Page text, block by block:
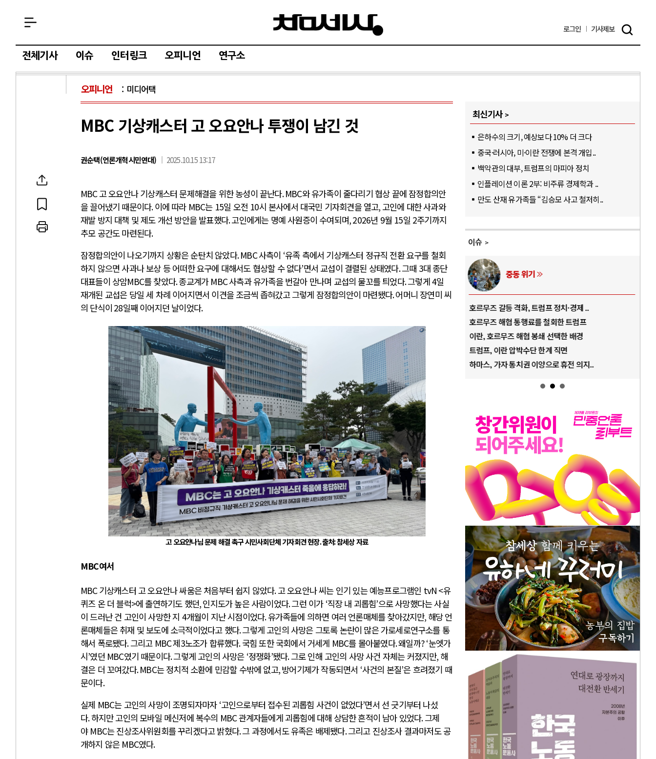
로그인 기사제보
전체기사 이슈 인터링크 오피니언 연구소
오피니언 미디어택
MBC 기상캐스터 고 오요안나 투쟁이 남긴 것
권순택(언론개혁시민연대) 2025.10.15 13:17
MBC고 오요안나 기상캐스터 문제해결을 위한 농성이 끝난다. MBC와 유가족이 줄다리기 협상 끝에 잠정합의안
을 끌어냈기 때문이다.이에 따라 MBC는 15일 오전 10시 본사에서 대국민 기자회견을 열고, 고인에 대한 사과와
재발 방지 대책 및 제도 개선 방안을 발표했다.고인에게는 명예 사원증이 수여되며, 2026년 9월 15일 2주기까지
추모 공간도 마련된다.
잠정합의안이 나오기까지 상황은 순탄치 않았다. MBC사측이 ‘유족 측에서 기상캐스터 정규직 전환 요구를 철회
하지 않으면 사과나 보상 등 어떠한 요구에 대해서도 협상할 수 없다’면서 교섭이 결렬된 상태였다.그때 3대 종단
대표들이 상암MBC를 찾았다.종교계가 MBC사측과 유가족을 번갈아 만나며 교섭의 물꼬를 틔었다.그렇게4일
재개된 교섭은 당일 세 차례 이어지면서 이견을 조금씩 좁혀갔고 그렇게 잠정합의안이 마련됐다.어머니 장연미 씨
의 단식이 28일째 이어지던 날이었다.
고 오요안나님 문제 해결 촉구 시민사회단체 기자회견 현장.출처:참세상 자료
MBC여서
MBC기상캐스터 고 오요안나 싸움은 처음부터 쉽지 않았다.고 오요안나 씨는 인기 있는 예능프로그램인 tvN <유
퀴즈 온 더 블럭>에 출연하기도 했던,인지도가 높은 사람이었다.그런 이가 ‘직장 내 괴롭힘’으로 사망했다는 사실
이 드러난 건 고인이 사망한 지 4개월이 지난 시점이었다.유가족들에 의하면 여러 언론매체를 찾아갔지만, 해당 언
론매체들은 취재 및 보도에 소극적이었다고 했다.그렇게 고인의 사망은 그토록 논란이 많은 가로세로연구소를 통
해서 폭로됐다.그리고 MBC제3노조가 합류했다.국힘 또한 국회에서 거세게 MBC를 몰아붙였다.왜일까? ‘눈엣가
시’였던 MBC였기 때문이다.그렇게 고인의 사망은 ‘정쟁화’됐다.그로 인해 고인의 사망 사건 자체는 커졌지만, 해
결은 더 꼬여갔다. MBC는 정치적 소환에 민감할 수밖에 없고,방어기제가 작동되면서 ‘사건의 본질’은 흐려졌기 때
문이다.
실제 MBC는 고인의 사망이 조명되자마자 ‘고인으로부터 접수된 괴롭힘 사건이 없었다’면서 선 긋기부터 나섰
다.하지만 고인의 모바일 메신저에 복수의 MBC관계자들에게 괴롭힘에 대해 상담한 흔적이 남아 있었다.그제
야 MBC는 진상조사위원회를 꾸리겠다고 밝혔다.그 과정에서도 유족은 배제됐다.그리고 진상조사 결과마저도 공
개하지 않은 MBC였다.
최신기사
은하수의 크기, 예상보다 10% 더 크다
중국·러시아, 미·이란 전쟁에 본격 개입..
백악관의 대부, 트럼프의 마피아 정치
인플레이션 이론 2부: 비주류 경제학과 ..
만도 산재 유가족들 “김승모 사고 철저히..
이슈
AI와 인간
중국 AI, 저가 공세로 글로벌 토큰 시..
AI 데이터센터 반대 투쟁은 새로운 글로..
AI의 숨은 환경 비용: 데이터센터 확산..
AI는 어떻게 미국 민주주의를 잠식하고 ..
러시아-우크라이나 전쟁
나토, 우크라 군사지원 2027년까지 공..
우크라이나, 덴마크, 에스토니아, 네덜란..
러·우크라, 대규모 공습 주고받아…민간 ..
중동 위기
호르무즈 갈등 격화, 트럼프 정치·경제 ..
호르무즈 해협 통행료를 철회한 트럼프
이란, 호르무즈 해협 봉쇄 선택한 배경
트럼프, 이란 압박수단 한계 직면
하마스, 가자 통치권 이양으로 휴전 의지..